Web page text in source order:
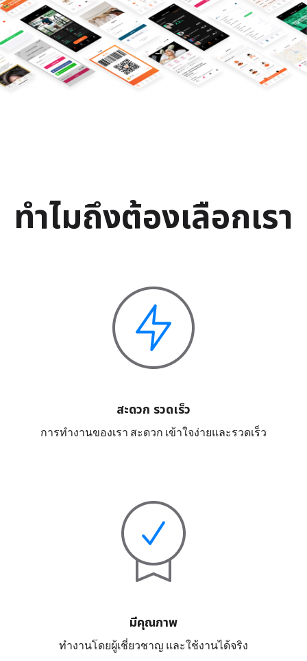
ทำไมถึงต้องเลือกเรา
สะดวก รวดเร็ว
การทำงานของเรา สะดวก เข้าใจง่ายและรวดเร็ว
มีคุณภาพ
ทำงานโดยผู้เชี่ยวชาญ และใช้งานได้จริง